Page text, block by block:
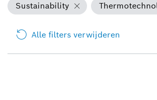
Sustainability
Alle filters verwijderen